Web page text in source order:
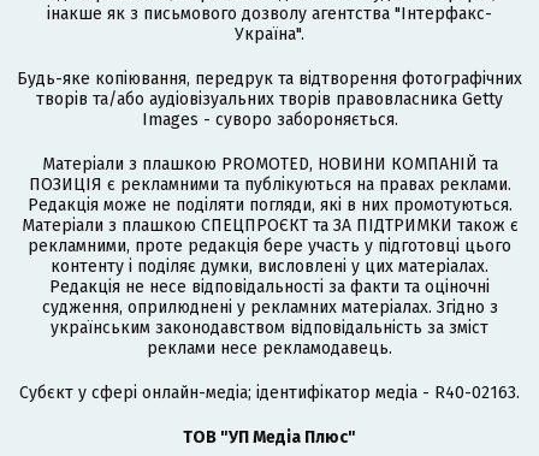
інакше як з письмового дозволу агентства "Інтерфакс-
Україна".
Будь-яке копіювання, передрук та відтворення фотографічних
творів та/або аудіовізуальних творів правовласника Getty
Images - суворо забороняється.
Матеріали з плашкою PROMOTED, НОВИНИ КОМПАНІЙ та
ПОЗИЦІЯ є рекламними та публікуються на правах реклами.
Редакція може не поділяти погляди, які в них промотуються.
Матеріали з плашкою СПЕЦПРОЄКТ та ЗА ПІДТРИМКИ також є
рекламними, проте редакція бере участь у підготовці цього
контенту і поділяє думки, висловлені у цих матеріалах.
Редакція не несе відповідальності за факти та оціночні
судження, оприлюднені у рекламних матеріалах. Згідно з
українським законодавством відповідальність за зміст
реклами несе рекламодавець.
Cубєкт у сфері онлайн-медіа; ідентифікатор медіа - R40-02163.
ТОВ "УП Медіа Плюс"